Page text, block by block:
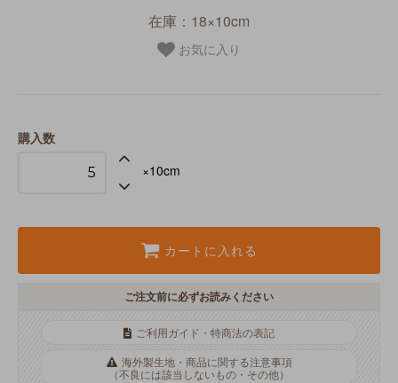
在庫：18×10cm
お気に入り
購入数
×10cm
カートに入れる
ご注文前に必ずお読みください
ご利用ガイド・特商法の表記
海外製生地・商品に関する注意事項
（不良には該当しないもの・その他）